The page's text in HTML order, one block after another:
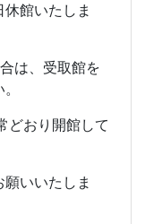
館いたしま
は、受取館を
どおり開館して
いいたしま